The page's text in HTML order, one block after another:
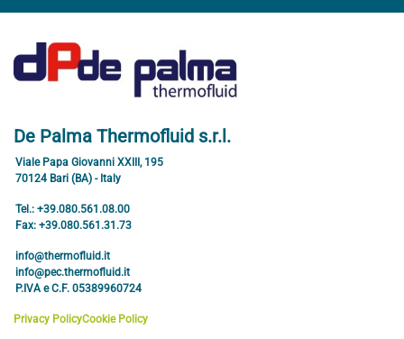
De Palma Thermofluid s.r.l.
Viale Papa Giovanni XXIII, 195
70124 Bari (BA) - Italy
Tel.: +39.080.561.08.00
Fax: +39.080.561.31.73
info@thermofluid.it
info@pec.thermofluid.it
P.IVA e C.F. 05389960724
Privacy PolicyCookie Policy